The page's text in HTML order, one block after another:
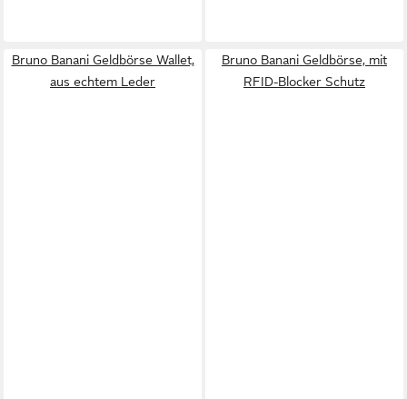
Bruno Banani Geldbörse Wallet,
aus echtem Leder
Bruno Banani Geldbörse, mit
RFID-Blocker Schutz